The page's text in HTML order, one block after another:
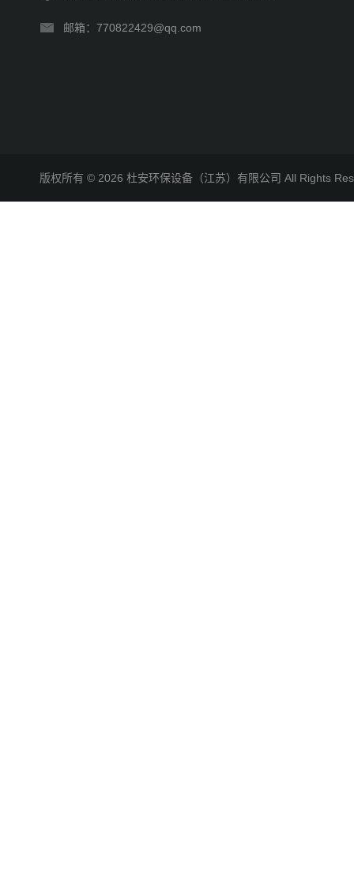
邮箱：770822429@qq.com
版权所有 © 2026 杜安环保设备（江苏）有限公司 All Rights